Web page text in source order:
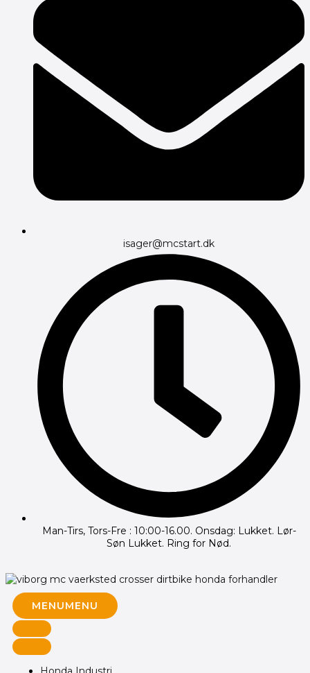
isager@mcstart.dk
Man-Tirs, Tors-Fre : 10:00-16.00. Onsdag: Lukket. Lør-
Søn Lukket. Ring for Nød.
MENUMENU